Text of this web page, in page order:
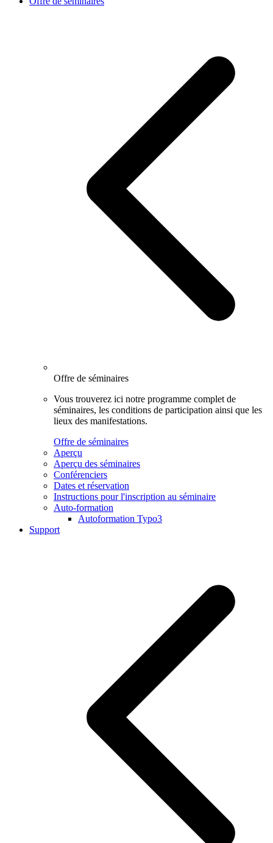
Offre de séminaires
Vous trouverez ici notre programme complet de
séminaires, les conditions de participation ainsi que les
lieux des manifestations.
Offre de séminaires
Aperçu
Aperçu des séminaires
Conférenciers
Dates et réservation
Instructions pour l'inscription au séminaire
Auto-formation
Autoformation Typo3
Support